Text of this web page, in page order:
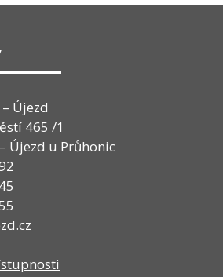
Újezd
465 /1
Újezd u Průhonic